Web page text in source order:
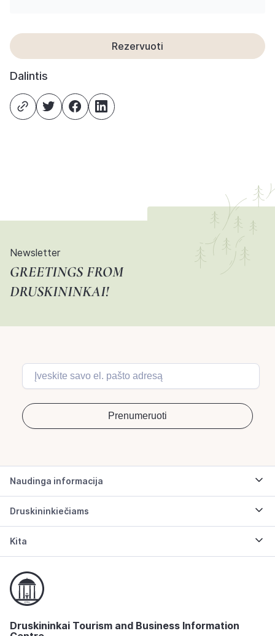
Rezervuoti
Dalintis
Newsletter
GREETINGS FROM
DRUSKININKAI!
Naudinga informacija
Druskininkiečiams
Kita
Druskininkai Tourism and Business Information